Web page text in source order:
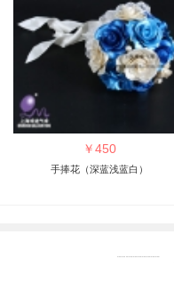
￥450
手捧花（深蓝浅蓝白）